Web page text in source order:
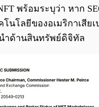
พร้อมระบุว่า หาก
นโลยีของอเมริกาเสีย
ำด้านสินทรัพย์ดิจิทัล